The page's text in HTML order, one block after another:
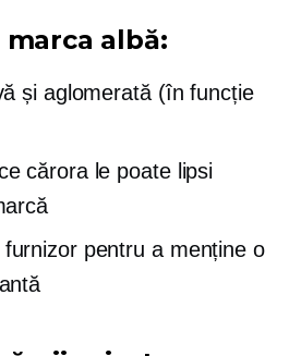
albă:
și aglomerată (în funcție
cărora le poate lipsi
pentru a menține o